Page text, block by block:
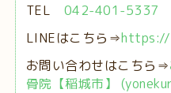
TEL 042-401-5337
LINEはこちら⇒https://
お問い合わせはこちら⇒
骨院【稲城市】